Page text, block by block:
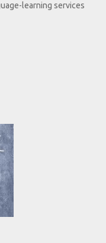
learning services